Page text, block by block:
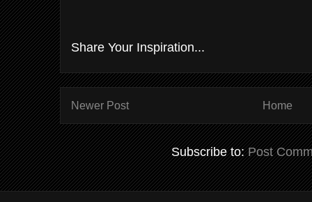
Share Your Inspiration...
Newer Post Home
Subscribe to:Post